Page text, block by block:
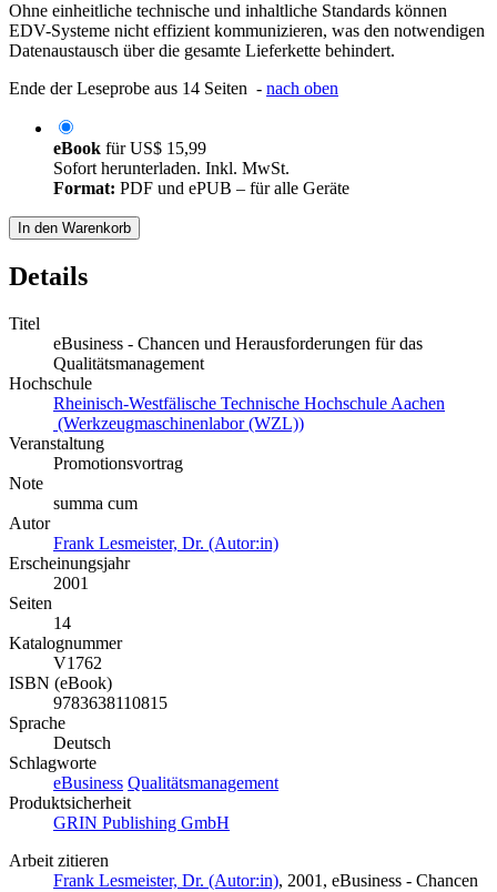
Ohne einheitliche technische und inhaltliche Standards können
EDV-Systeme nicht effizient kommunizieren, was den notwendigen
Datenaustausch über die gesamte Lieferkette behindert.
Ende der Leseprobe aus 14 Seiten - nach oben
eBook fürUS$ 15,99
Sofort herunterladen. Inkl. MwSt.
Format: PDF und ePUB – für alle Geräte
In den Warenkorb
Details
Titel
eBusiness - Chancen und Herausforderungen für das
Qualitätsmanagement
Hochschule
Rheinisch-Westfälische Technische Hochschule Aachen
(Werkzeugmaschinenlabor (WZL))
Veranstaltung
Promotionsvortrag
Note
summa cum
Autor
Frank Lesmeister, Dr. (Autor:in)
Erscheinungsjahr
2001
Seiten
14
Katalognummer
V1762
ISBN (eBook)
9783638110815
Sprache
Deutsch
Schlagworte
eBusiness Qualitätsmanagement
Produktsicherheit
GRIN Publishing GmbH
Arbeit zitieren
Frank Lesmeister, Dr. (Autor:in), 2001, eBusiness - Chancen